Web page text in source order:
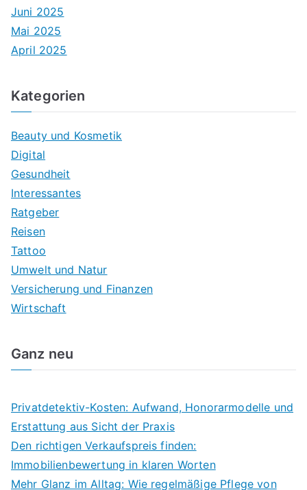
Juni 2025
Mai 2025
April 2025
Kategorien
Beauty und Kosmetik
Digital
Gesundheit
Interessantes
Ratgeber
Reisen
Tattoo
Umwelt und Natur
Versicherung und Finanzen
Wirtschaft
Ganz neu
Privatdetektiv-Kosten: Aufwand, Honorarmodelle und
Erstattung aus Sicht der Praxis
Den richtigen Verkaufspreis finden:
Immobilienbewertung in klaren Worten
Mehr Glanz im Alltag: Wie regelmäßige Pflege von